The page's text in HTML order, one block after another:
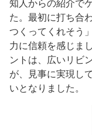
知人からの紹介で
た。最初に打ち合
つくってくれそう
力に信頼を感じま
ントは、広いリビ
が、見事に実現し
いとなりました。